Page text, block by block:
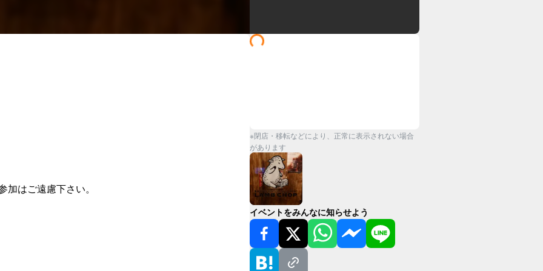
はご遠慮下さい。
※閉店・移転などにより、正常に表示されない場合
があります
イベントをみんなに知らせよう